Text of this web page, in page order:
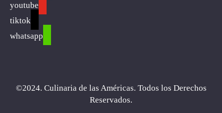
youtube
tiktok
whatsapp
©2024. Culinaria de las Américas. Todos los Derechos
Reservados.